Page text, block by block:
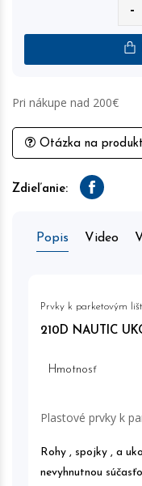
-
Pri nákupe nad 200€
Otázka na produkt
Zdieľanie: Facebook
Popis Video
Prvky k parketovým
210D NAUTIC
Hmotnosť
Plastové prvky k
Rohy , spojky , a
nevyhnutnou